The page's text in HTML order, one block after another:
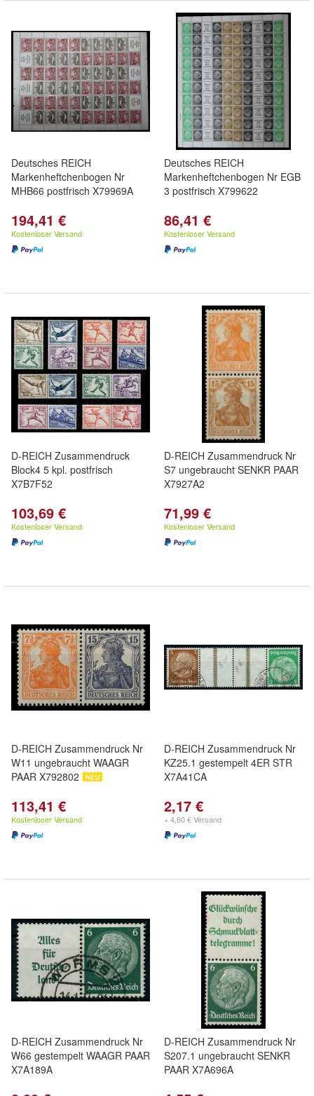
Deutsches REICH
Markenheftchenbogen Nr
MHB66 postfrisch X79969A
194,41 €
Kostenloser Versand
Deutsches REICH
Markenheftchenbogen Nr EGB
3 postfrisch X799622
86,41 €
Kostenloser Versand
D-REICH Zusammendruck
Block4 5 kpl. postfrisch
X7B7F52
103,69 €
Kostenloser Versand
D-REICH Zusammendruck Nr
S7 ungebraucht SENKR PAAR
X7927A2
71,99 €
Kostenloser Versand
D-REICH Zusammendruck Nr
W11 ungebraucht WAAGR
PAAR X792802
113,41 €
Kostenloser Versand
D-REICH Zusammendruck Nr
KZ25.1 gestempelt 4ER STR
X7A41CA
2,17 €
+ 4,60 € Versand
D-REICH Zusammendruck Nr
W66 gestempelt WAAGR PAAR
X7A189A
D-REICH Zusammendruck Nr
S207.1 ungebraucht SENKR
PAAR X7A696A